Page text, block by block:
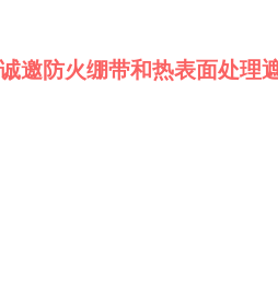
诚邀防火绷带和热表面处理